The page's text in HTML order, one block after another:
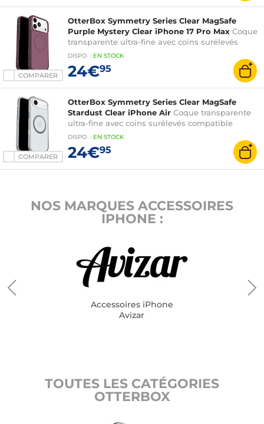
COMPARER
OtterBox Symmetry Series Clear MagSafe
Purple Mystery Clear iPhone 17 Pro Max Coque
transparente ultra-fine avec coins surélevés
compatible MagSafe pour Apple iPhone 17 Pro
DISPO : EN STOCK
24€95
COMPARER
OtterBox Symmetry Series Clear MagSafe
Stardust Clear iPhone Air Coque transparente
ultra-fine avec coins surélevés compatible
MagSafe pour Apple iPhone Air
DISPO : EN STOCK
24€95
NOS MARQUES ACCESSOIRES
IPHONE :
Accessoires iPhone
Avizar
TOUTES LES CATÉGORIES
OTTERBOX